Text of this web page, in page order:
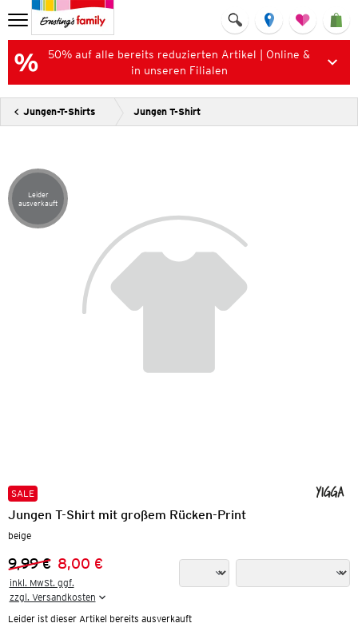
50% auf alle bereits reduzierten Artikel | Online &
in unseren Filialen
Jungen-T-Shirts Jungen T-Shirt
Artikel leider ausverkauft
Leider
ausverkauft
SALE
Jungen T-Shirt mit großem Rücken-Print
beige
Vorheriger Preis:
9,99 €
Neuer Preis:
8,00 €
inkl. MwSt. ggf.
zzgl. Versandkosten
Leider ist dieser Artikel bereits ausverkauft